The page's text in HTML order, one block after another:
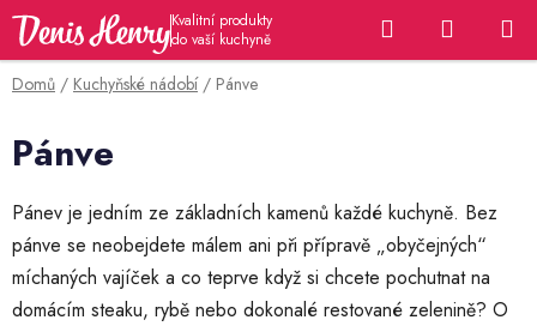
Přejít
obsah
Hledat
KOŠÍK
Domů / Kuchyňské nádobí / Pánve
Pánve
Pánev je jedním ze základních kamenů každé kuchyně. Bez
pánve se neobejdete málem ani při přípravě „obyčejných“
míchaných vajíček a co teprve když si chcete pochutnat na
domácím steaku, rybě nebo dokonalé restované zelenině? O